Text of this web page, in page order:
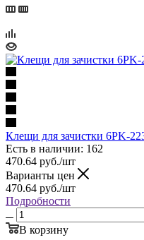
Клещи для зачистки 6PK-
Есть в наличии: 162
470.64 руб./шт
Варианты цен
470.64 руб./шт
Подробности
В корзину